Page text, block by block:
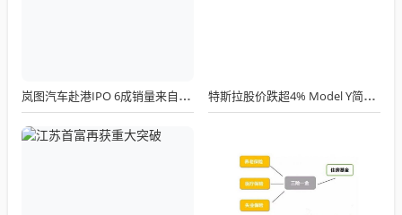
岚图汽车赴港IPO 6成销量来自MPV 特斯拉股价跌超4% Model Y简配版定价近4万美元